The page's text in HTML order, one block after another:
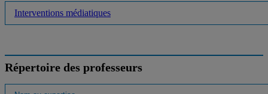
Interventions médiatiques
Répertoire des professeurs